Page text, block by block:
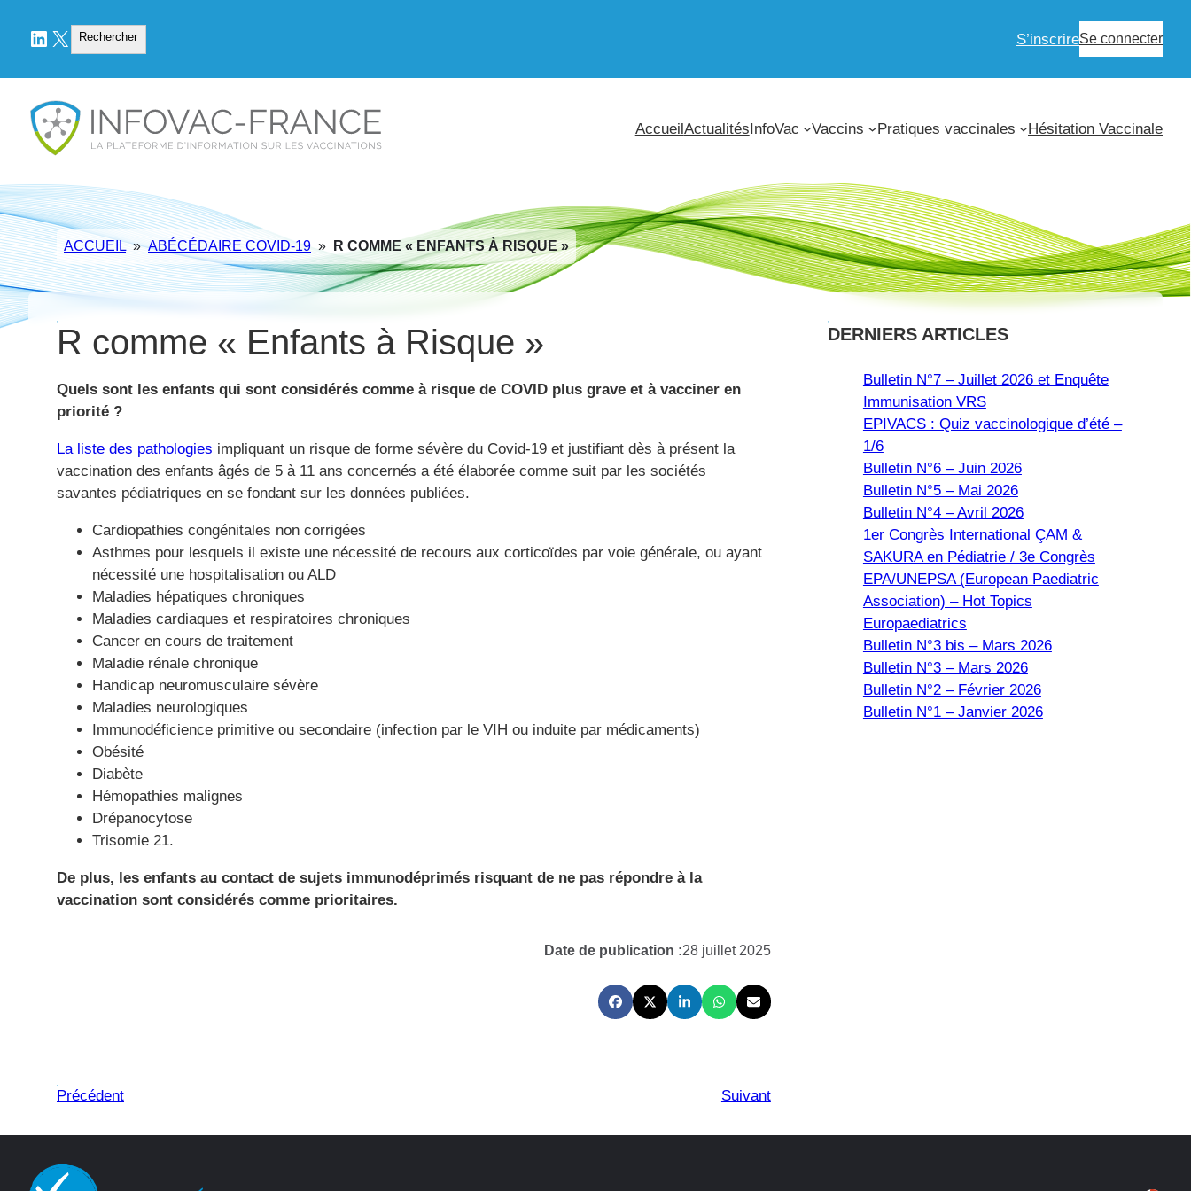
LinkedIn
X Rechercher
Rechercher S’inscrireSe connecter
AccueilActualitésInfoVac Vaccins Pratiques vaccinales Hésitation Vaccinale
ACCUEIL » ABÉCÉDAIRE COVID-19 » R COMME « ENFANTS À RISQUE »
R comme « Enfants à Risque »
Quels sont les enfants qui sont considérés comme à risque de COVID plus grave et à vacciner en
priorité ?
La liste des pathologies impliquant un risque de forme sévère du Covid-19 et justifiant dès à présent la
vaccination des enfants âgés de 5 à 11 ans concernés a été élaborée comme suit par les sociétés
savantes pédiatriques en se fondant sur les données publiées.
Cardiopathies congénitales non corrigées
Asthmes pour lesquels il existe une nécessité de recours aux corticoïdes par voie générale, ou ayant
nécessité une hospitalisation ou ALD
Maladies hépatiques chroniques
Maladies cardiaques et respiratoires chroniques
Cancer en cours de traitement
Maladie rénale chronique
Handicap neuromusculaire sévère
Maladies neurologiques
Immunodéficience primitive ou secondaire (infection par le VIH ou induite par médicaments)
Obésité
Diabète
Hémopathies malignes
Drépanocytose
Trisomie 21.
De plus, les enfants au contact de sujets immunodéprimés risquant de ne pas répondre à la
vaccination sont considérés comme prioritaires.
Date de publication :28 juillet 2025
Précédent Suivant
DERNIERS ARTICLES
Bulletin N°7 – Juillet 2026 et Enquête
Immunisation VRS
EPIVACS : Quiz vaccinologique d’été –
1/6
Bulletin N°6 – Juin 2026
Bulletin N°5 – Mai 2026
Bulletin N°4 – Avril 2026
1er Congrès International ÇAM &
SAKURA en Pédiatrie / 3e Congrès
EPA/UNEPSA (European Paediatric
Association) – Hot Topics
Europaediatrics
Bulletin N°3 bis – Mars 2026
Bulletin N°3 – Mars 2026
Bulletin N°2 – Février 2026
Bulletin N°1 – Janvier 2026